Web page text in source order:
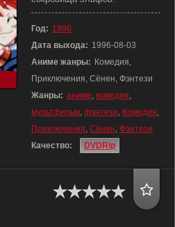
Год: 1996
Дата выхода: 1996-08-03
Аниме жанры: Комедия,
Приключения, Сёнен, Фэнтези
Жанры: аниме, комедия,
мультфильм, фэнтези, Комедия,
Приключения, Сёнен, Фэнтези
Качество:
DVDRip